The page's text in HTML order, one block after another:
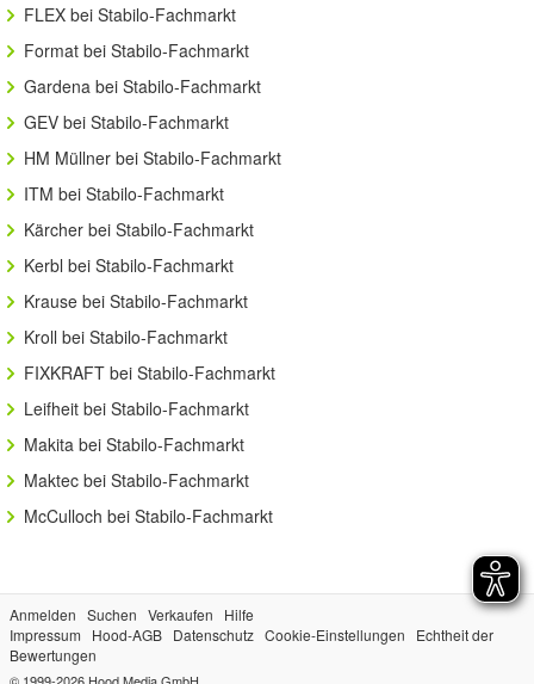
FLEX bei Stabilo-Fachmarkt
Format bei Stabilo-Fachmarkt
Gardena bei Stabilo-Fachmarkt
GEV bei Stabilo-Fachmarkt
HM Müllner bei Stabilo-Fachmarkt
ITM bei Stabilo-Fachmarkt
Kärcher bei Stabilo-Fachmarkt
Kerbl bei Stabilo-Fachmarkt
Krause bei Stabilo-Fachmarkt
Kroll bei Stabilo-Fachmarkt
FIXKRAFT bei Stabilo-Fachmarkt
Leifheit bei Stabilo-Fachmarkt
Makita bei Stabilo-Fachmarkt
Maktec bei Stabilo-Fachmarkt
McCulloch bei Stabilo-Fachmarkt
Anmelden Suchen Verkaufen
Hilfe
Impressum
Hood-AGB Datenschutz Cookie-Einstellungen
Echtheit der
Bewertungen